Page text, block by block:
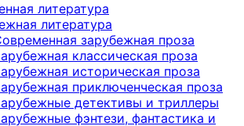
литература
литература
зарубежная проза
классическая проза
историческая проза
приключенческая проза
детективы и триллеры
фэнтези, фантастика и